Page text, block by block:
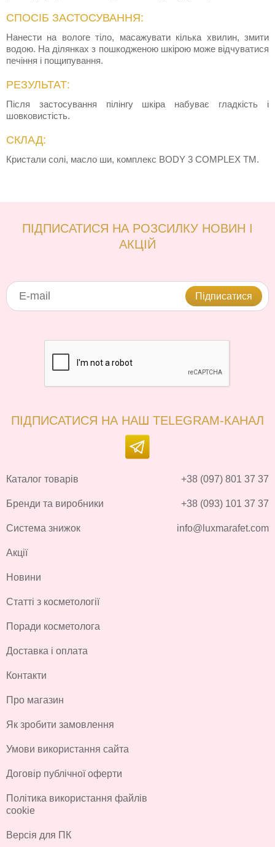
СПОСІБ ЗАСТОСУВАННЯ:
Нанести на вологе тіло, масажувати кілька хвилин, змити
водою. На ділянках з пошкодженою шкірою може відчуватися
печіння і пощипування.
РЕЗУЛЬТАТ:
Після застосування пілінгу шкіра набуває гладкість і
шовковистість.
СКЛАД:
Кристали солі, масло ши, комплекс BODY 3 COMPLEX TM.
ПІДПИСАТИСЯ НА РОЗСИЛКУ НОВИН І
АКЦІЙ
Підписатися
ПІДПИСАТИСЯ НА НАШ TELEGRAM-КАНАЛ
Каталог товарів
Бренди та виробники
Система знижок
Акції
Новини
Статті з косметології
Поради косметолога
Доставка і оплата
Контакти
Про магазин
Як зробити замовлення
Умови використання сайта
Договір публічної оферти
Політика використання файлів
cookie
Версія для ПК
+38 (097) 801 37 37
+38 (093) 101 37 37
info@luxmarafet.com